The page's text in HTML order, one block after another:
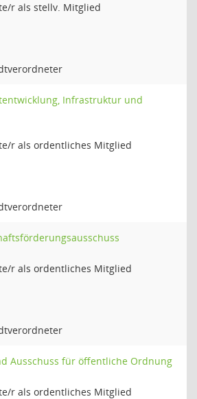
r als stellv. Mitglied
Infrastruktur und
r als ordentliches Mitglied
r als ordentliches Mitglied
Ausschuss für öffentliche Ordnung
r als ordentliches Mitglied